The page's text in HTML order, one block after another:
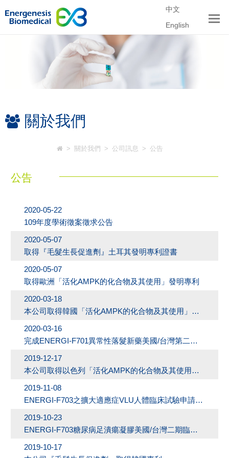
中文
English
關於我們
> 關於我們 > 公司訊息 > 公告
公告
2020-05-22
109年度學術徵案徵求公告
2020-05-07
取得『毛髮生長促進劑』土耳其發明專利證書
2020-05-07
取得歐洲「活化AMPK的化合物及其使用」發明專利
2020-03-18
本公司取得韓國「活化AMPK的化合物及其使用」發明專利
2020-03-16
完成ENERGI-F701異常性落髮新藥美國/台灣第二期臨床試驗數據分析，後續將規劃執行美國及全球三期臨床試驗
2019-12-17
本公司取得以色列「活化AMPK的化合物及其使用」發明專利
2019-11-08
ENERGI-F703之擴大適應症VLU人體臨床試驗申請已獲美國FDA核准
2019-10-23
ENERGI-F703糖尿病足潰瘍凝膠美國/台灣二期臨床試驗達預期目標，將規劃執行美國及全球三期臨床試驗
2019-10-17